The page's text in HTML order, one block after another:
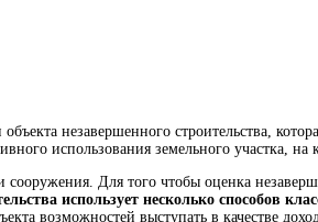
незавершенного строительства,
использования земельного участка, на
Для того чтобы оценка
использует несколько способов
возможностей выступать в качестве